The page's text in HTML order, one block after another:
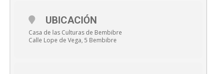
UBICACIÓN
Casa de las Culturas de Bembibre
Calle Lope de Vega, 5 Bembibre